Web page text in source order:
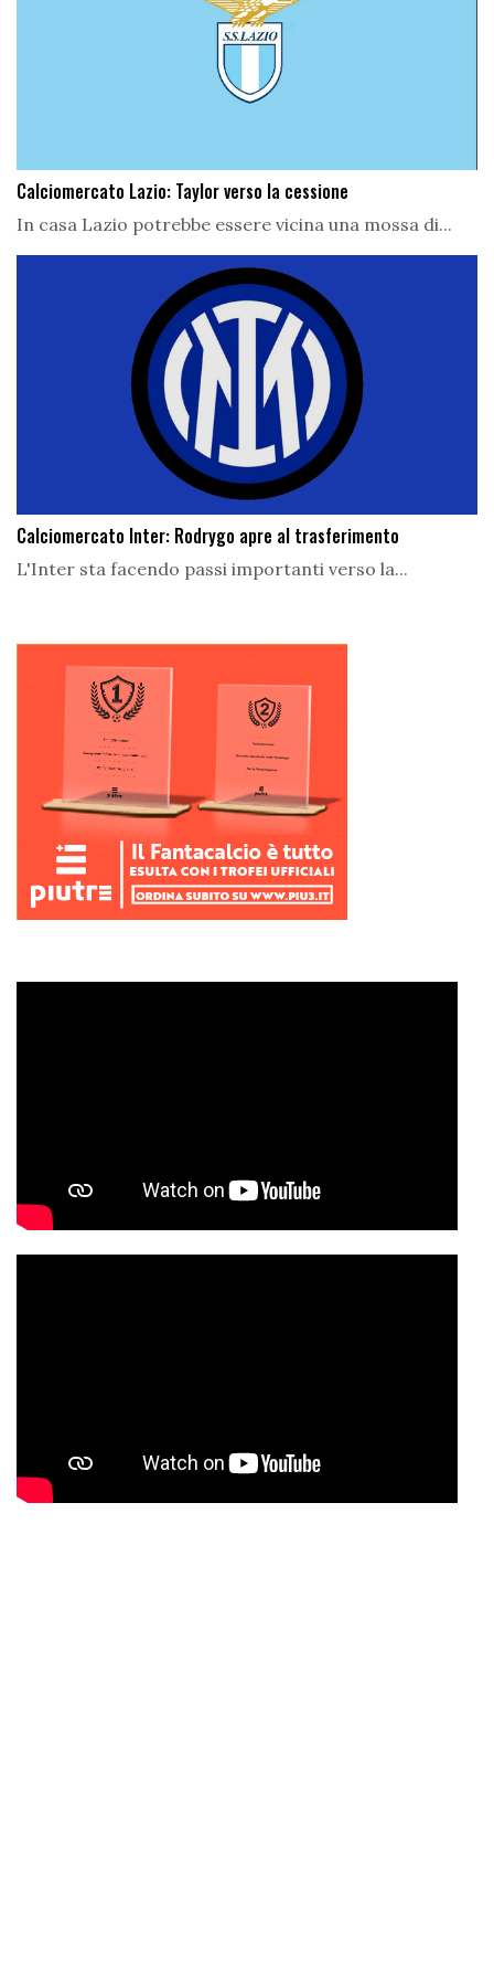
Calciomercato Lazio: Taylor verso la cessione
In casa Lazio potrebbe essere vicina una mossa di...
Calciomercato Inter: Rodrygo apre al trasferimento
L'Inter sta facendo passi importanti verso la...